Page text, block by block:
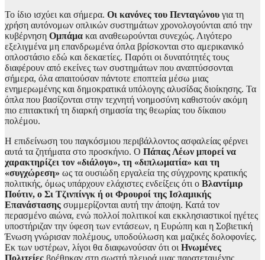
Το ίδιο ισχύει και σήμερα. Οι κανόνες του Πενταγώνου για τη
χρήση αυτόνομων οπλικών συστημάτων χρονολογούνται από την
κυβέρνηση Ομπάμα και αναθεωρούνται συνεχώς. Λιγότερο
εξελιγμένα μη επανδρωμένα όπλα βρίσκονται στο αμερικανικό
οπλοστάσιο εδώ και δεκαετίες. Παρότι οι δυνατότητές τους
διαφέρουν από εκείνες των συστημάτων που αναπτύσσονται
σήμερα, όλα απαιτούσαν πάντοτε εποπτεία μέσω μιας
ενημερωμένης και δημοκρατικά υπόλογης αλυσίδας διοίκησης. Τα
όπλα που βασίζονται στην τεχνητή νοημοσύνη καθιστούν ακόμη
πιο επιτακτική τη διαρκή σημασία της θεωρίας του δίκαιου
πολέμου.
Η επιδείνωση του παγκόσμιου περιβάλλοντος ασφαλείας φέρνει
αυτά τα ζητήματα στο προσκήνιο. Ο Πάπας Λέων μπορεί να
χαρακτηρίζει τον «διάλογο», τη «διπλωματία» και τη
«συγχώρεση» ως τα ουσιώδη εργαλεία της σύγχρονης κρατικής
πολιτικής, όμως υπάρχουν ελάχιστες ενδείξεις ότι ο Βλαντίμιρ
Πούτιν, ο Σι Τζινπίνγκ ή οι Φρουροί της Ισλαμικής
Επανάστασης συμμερίζονται αυτή την άποψη. Κατά τον
περασμένο αιώνα, ενώ πολλοί πολιτικοί και εκκλησιαστικοί ηγέτες
υποστήριζαν την ύφεση των εντάσεων, η Ευρώπη και η Σοβιετική
Ένωση γνώρισαν πολέμους, υποδούλωση και μαζικές δολοφονίες.
Εκ των υστέρων, λίγοι θα διαφωνούσαν ότι οι Ηνωμένες
Πολιτείες βρέθηκαν στη σωστή πλευρά μιας παρατεταμένης